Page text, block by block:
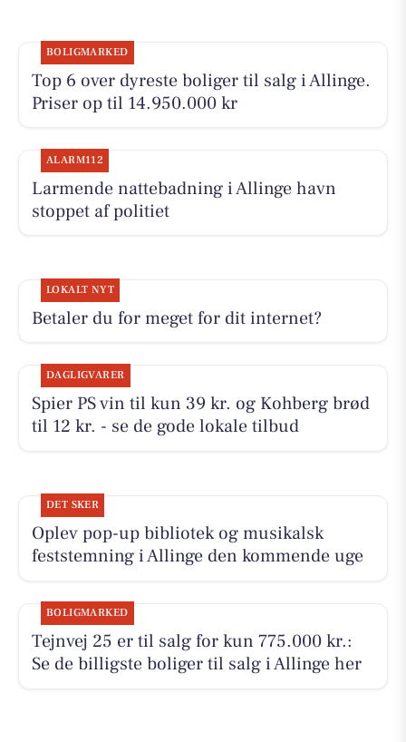
BOLIGMARKED
Top 6 over dyreste boliger til salg i Allinge.
Priser op til 14.950.000 kr
ALARM112
Larmende nattebadning i Allinge havn
stoppet af politiet
LOKALT NYT
Betaler du for meget for dit internet?
DAGLIGVARER
Spier PS vin til kun 39 kr. og Kohberg brød
til 12 kr. - se de gode lokale tilbud
DET SKER
Oplev pop-up bibliotek og musikalsk
feststemning i Allinge den kommende uge
BOLIGMARKED
Tejnvej 25 er til salg for kun 775.000 kr.:
Se de billigste boliger til salg i Allinge her